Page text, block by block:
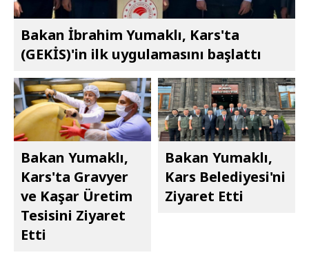
Bakan İbrahim Yumaklı, Kars'ta
(GEKİS)'in ilk uygulamasını başlattı
Bakan Yumaklı,
Kars'ta Gravyer
ve Kaşar Üretim
Tesisini Ziyaret
Etti
Bakan Yumaklı,
Kars Belediyesi'ni
Ziyaret Etti